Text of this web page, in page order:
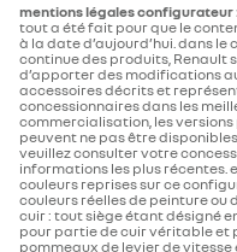
mise a jour système à
air FOTA), inclus pour 5
tableau de bord
maintenance
hauteur hors tout (mm)
largeur hors tout avec
rétroviseurs extérieurs
largeur aux coudes
mentions légales configurateur
tout a été fait pour que le
à la date d’aujourd’hui. dans
continue des produits, Renault
d’apporter des modifications
accessoires décrits et
concessionnaires dans les
commercialisation, les
peuvent ne pas être
veuillez consulter votre
informations les plus récentes.
couleurs reprises sur ce
couleurs réelles de peinture ou
cuir : tout siège étant désigné
pour partie de cuir véritable et
pommeaux de levier de